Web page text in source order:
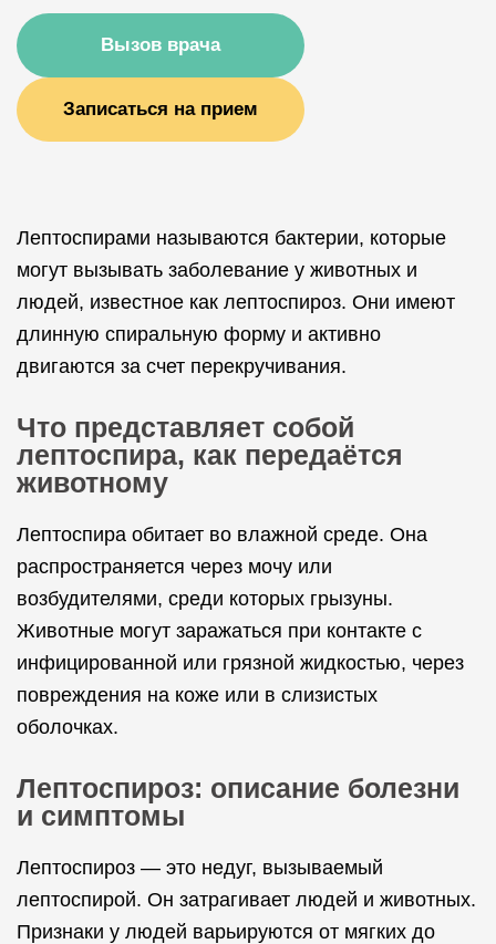
Вызов врача
Записаться на прием
Лептоспирами называются бактерии, которые
могут вызывать заболевание у животных и
людей, известное как лептоспироз. Они имеют
длинную спиральную форму и активно
двигаются за счет перекручивания.
Что представляет собой
лептоспира, как передаётся
животному
Лептоспира обитает во влажной среде. Она
распространяется через мочу или
возбудителями, среди которых грызуны.
Животные могут заражаться при контакте с
инфицированной или грязной жидкостью, через
повреждения на коже или в слизистых
оболочках.
Лептоспироз: описание болезни
и симптомы
Лептоспироз — это недуг, вызываемый
лептоспирой. Он затрагивает людей и животных.
Признаки у людей варьируются от мягких до